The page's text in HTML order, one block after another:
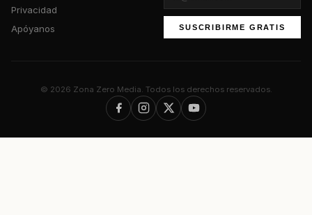
Privacidad
Apóyanos
SUSCRIBIRME GRATIS
© 2026 Zona Zero Media. Todos los derechos reservados.